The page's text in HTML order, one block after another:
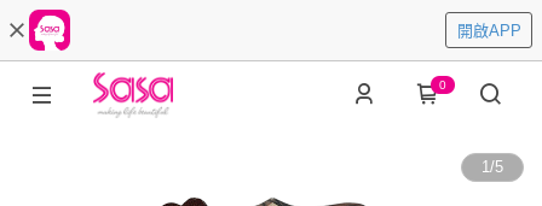
開啟APP
0
1/5